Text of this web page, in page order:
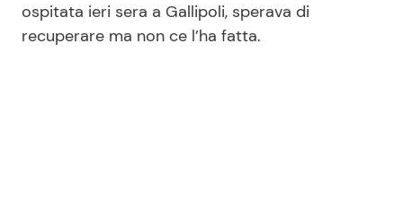
ospitata ieri sera a Gallipoli, sperava di
recuperare ma non ce l’ha fatta.